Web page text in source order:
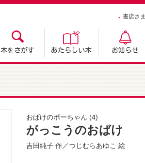
書店さま
本をさがす あたらしい本 お知らせ
おばけのポーちゃん (4)
がっこうのおばけ
吉田純子 作／つじむらあゆこ 絵